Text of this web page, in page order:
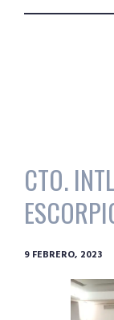
CTO.
9 FEBRERO, 2023